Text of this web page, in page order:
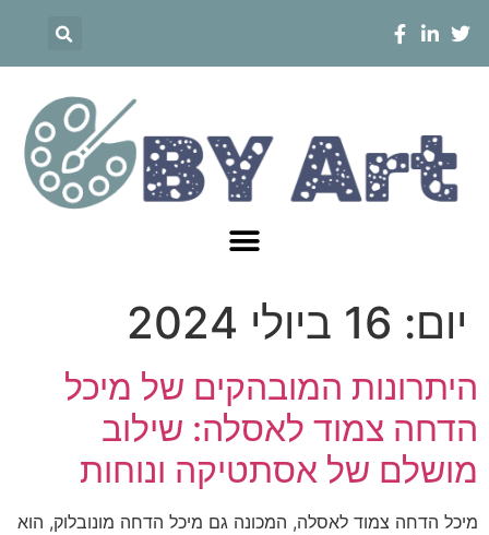
יום: 16 ביולי 2024
היתרונות המובהקים של מיכל
הדחה צמוד לאסלה: שילוב
מושלם של אסתטיקה ונוחות
מיכל הדחה צמוד לאסלה, המכונה גם מיכל הדחה מונובלוק, הוא